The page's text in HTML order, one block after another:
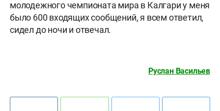
молодежного чемпионата мира в Калгари у меня
было 600 входящих сообщений, я всем ответил,
сидел до ночи и отвечал.
Руслан Васильев